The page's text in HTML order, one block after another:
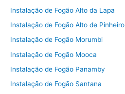
Instalação de Fogão Alto da Lapa
Instalação de Fogão Alto de Pinheiro
Instalação de Fogão Morumbi
Instalação de Fogão Mooca
Instalação de Fogão Panamby
Instalação de Fogão Santana